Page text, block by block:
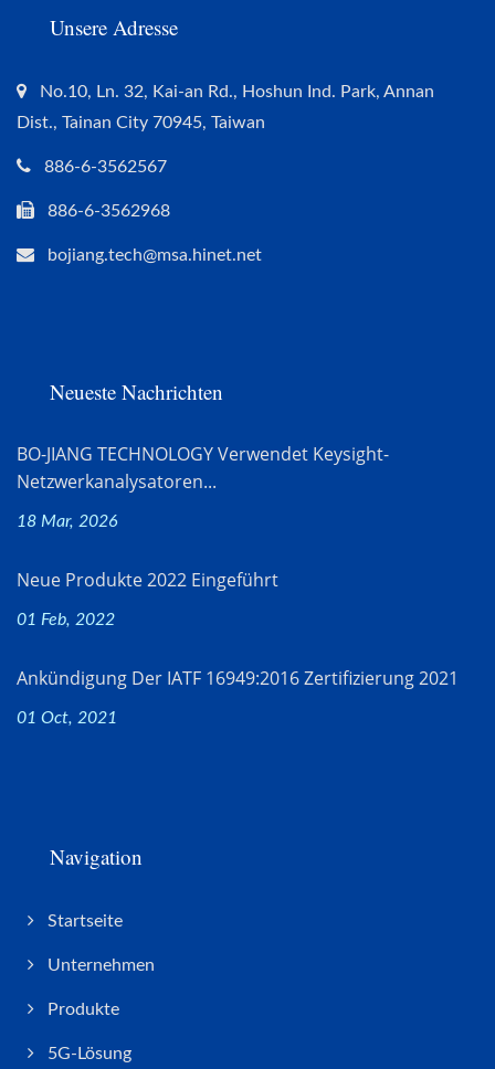
Unsere Adresse
No.10, Ln. 32, Kai-an Rd., Hoshun Ind. Park, Annan
Dist., Tainan City 70945, Taiwan
886-6-3562567
886-6-3562968
bojiang.tech@msa.hinet.net
Neueste Nachrichten
BO-JIANG TECHNOLOGY Verwendet Keysight-
Netzwerkanalysatoren...
18 Mar, 2026
Neue Produkte 2022 Eingeführt
01 Feb, 2022
Ankündigung Der IATF 16949:2016 Zertifizierung 2021
01 Oct, 2021
Navigation
Startseite
Unternehmen
Produkte
5G-Lösung